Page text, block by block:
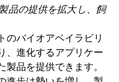
品の提供を拡大し、飼
のバイオアベイラビリ
、進化するアプリケー
品を提供できます。